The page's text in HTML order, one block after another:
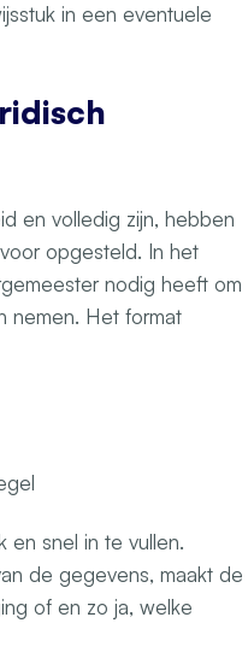
in een eventuele
en volledig zijn, hebben
opgesteld. In het
nodig heeft om
nemen. Het format
en snel in te vullen.
de gegevens, maakt de
of en zo ja, welke